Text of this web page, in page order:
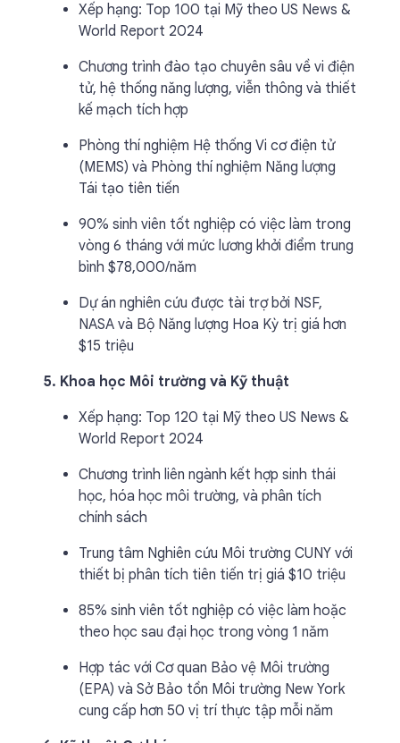
Xếp hạng: Top 100 tại Mỹ theo US News &
World Report 2024
Chương trình đào tạo chuyên sâu về vi điện
tử, hệ thống năng lượng, viễn thông và thiết
kế mạch tích hợp
Phòng thí nghiệm Hệ thống Vi cơ điện tử
(MEMS) và Phòng thí nghiệm Năng lượng
Tái tạo tiên tiến
90% sinh viên tốt nghiệp có việc làm trong
vòng 6 tháng với mức lương khởi điểm trung
bình $78,000/năm
Dự án nghiên cứu được tài trợ bởi NSF,
NASA và Bộ Năng lượng Hoa Kỳ trị giá hơn
$15 triệu
5. Khoa học Môi trường và Kỹ thuật
Xếp hạng: Top 120 tại Mỹ theo US News &
World Report 2024
Chương trình liên ngành kết hợp sinh thái
học, hóa học môi trường, và phân tích
chính sách
Trung tâm Nghiên cứu Môi trường CUNY với
thiết bị phân tích tiên tiến trị giá $10 triệu
85% sinh viên tốt nghiệp có việc làm hoặc
theo học sau đại học trong vòng 1 năm
Hợp tác với Cơ quan Bảo vệ Môi trường
(EPA) và Sở Bảo tồn Môi trường New York
cung cấp hơn 50 vị trí thực tập mỗi năm